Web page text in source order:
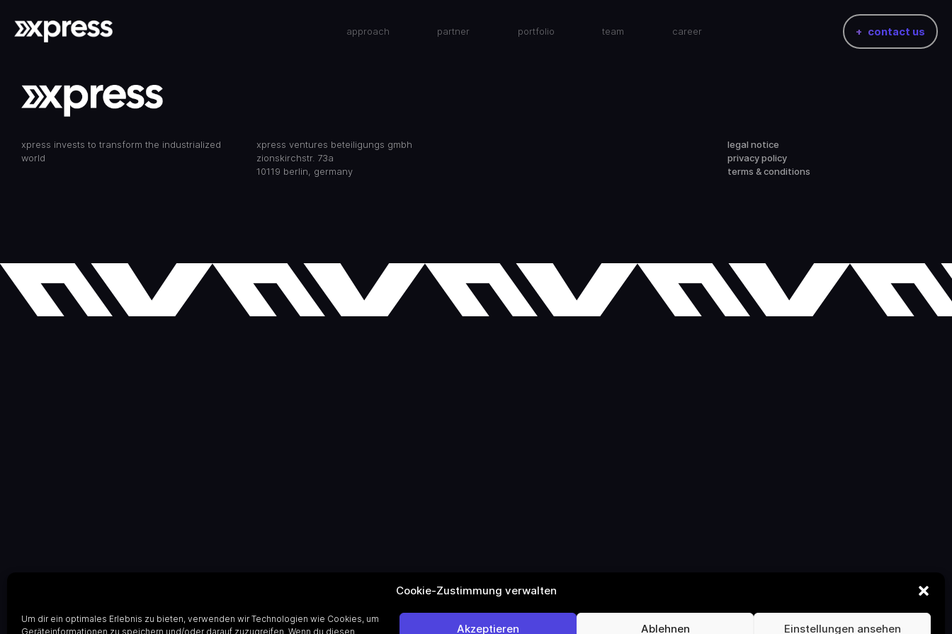
Cookie-Zustimmung verwalten
Um dir ein optimales Erlebnis zu bieten, verwenden wir Technologien wie Cookies, um
Geräteinformationen zu speichern und/oder darauf zuzugreifen. Wenn du diesen
Akzeptieren Ablehnen Einstellungen ansehen
approach partner portfolio team career contact us
xpress invests to transform the industrialized
world
xpress ventures beteiligungs gmbh
zionskirchstr. 73a
10119 berlin, germany
legal notice
privacy policy
terms & conditions